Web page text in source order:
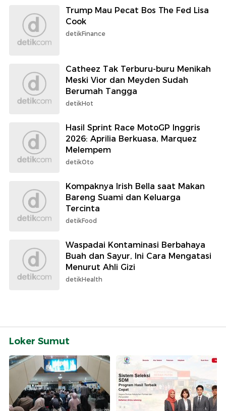
Trump Mau Pecat Bos The Fed Lisa
Cook
detikFinance
Catheez Tak Terburu-buru Menikah
Meski Vior dan Meyden Sudah
Berumah Tangga
detikHot
Hasil Sprint Race MotoGP Inggris
2026: Aprilia Berkuasa, Marquez
Melempem
detikOto
Kompaknya Irish Bella saat Makan
Bareng Suami dan Keluarga
Tercinta
detikFood
Waspadai Kontaminasi Berbahaya
Buah dan Sayur, Ini Cara Mengatasi
Menurut Ahli Gizi
detikHealth
Loker Sumut